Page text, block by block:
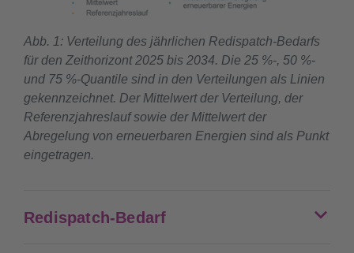
Abb. 1: Verteilung des jährlichen Redispatch-Bedarfs
für den Zeithorizont 2025 bis 2034. Die 25 %-, 50 %-
und 75 %-Quantile sind in den Verteilungen als Linien
gekennzeichnet. Der Mittelwert der Verteilung, der
Referenzjahreslauf sowie der Mittelwert der
Abregelung von erneuerbaren Energien sind als Punkt
eingetragen.
Redispatch-Bedarf